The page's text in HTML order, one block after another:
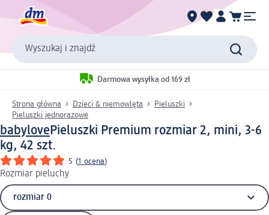
Wyszukaj i znajdź
Darmowa wysyłka od 169 zł
Strona główna Dzieci & niemowlęta
Pieluszki
Pieluszki jednorazowe
babylovePieluszki Premium rozmiar 2, mini, 3-6
kg, 42 szt.
5 (1 ocena)
Rozmiar pieluchy